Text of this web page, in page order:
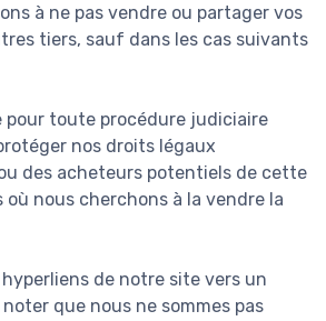
à ne pas vendre ou partager vos
tiers, sauf dans les cas suivants
pour toute procédure judiciaire
nos droits légaux
des acheteurs potentiels de cette
où nous cherchons à la vendre la
de notre site vers un
que nous ne sommes pas